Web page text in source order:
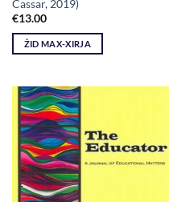
Cassar, 2019)
€13.00
ŻID MAX-XIRJA